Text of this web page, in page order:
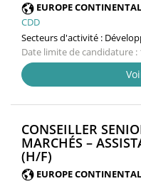
EUROPE
CDD
Secteurs d'activité :
Date limite de candidature :
CONSEILLER
MARCHÉS –
(H/F)
FENÊTRE)
EUROPE